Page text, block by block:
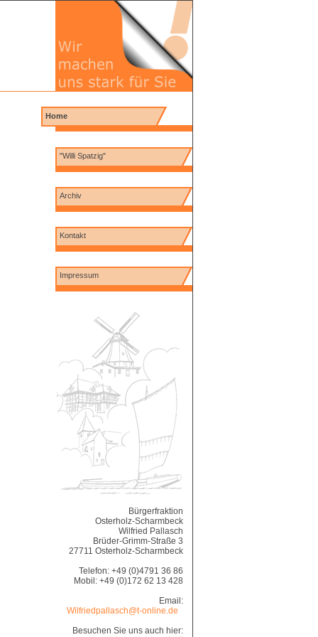
Home
"Willi Spatzig"
Archiv
Kontakt
Impressum
Bürgerfraktion
Osterholz-Scharmbeck
Wilfried Pallasch
Brüder-Grimm-Straße 3
27711 Osterholz-Scharmbeck
Telefon: +49 (0)4791 36 86
Mobil: +49 (0)172 62 13 428
Email:
Wilfriedpallasch@t-online.de
Besuchen Sie uns auch hier: